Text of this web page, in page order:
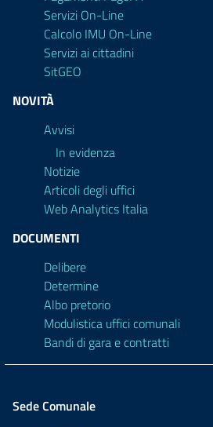
Servizi On-Line
Calcolo IMU On-Line
Servizi ai cittadini
SitGEO
NOVITÀ
Avvisi
In evidenza
Notizie
Articoli degli uffici
Web Analytics Italia
DOCUMENTI
Delibere
Determine
Albo pretorio
Modulistica uffici comunali
Bandi di gara e contratti
Sede Comunale